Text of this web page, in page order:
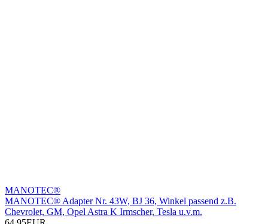
MANOTEC®
MANOTEC® Adapter Nr. 43W, BJ 36, Winkel passend z.B.
Chevrolet, GM, Opel Astra K Irmscher, Tesla u.v.m.